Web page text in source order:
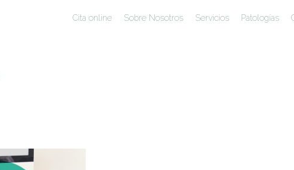
Cita online Sobre Nosotros Servicios Patologías